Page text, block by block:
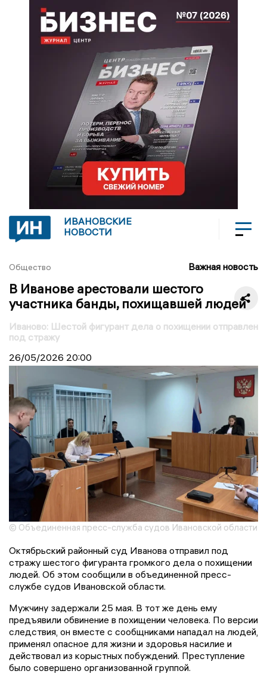
ИВАНОВСКИЕ
НОВОСТИ
Общество Важная новость
В Иванове арестовали шестого
участника банды, похищавшей людей
Иваново: Шестой фигурант дела о похищении отправлен
под стражу
26/05/2026 20:00
© Объединенная пресс-служба судов Ивановской области
Октябрьский районный суд Иванова отправил под
стражу шестого фигуранта громкого дела о похищении
людей. Об этом сообщили в объединенной пресс-
службе судов Ивановской области.
Мужчину задержали 25 мая. В тот же день ему
предъявили обвинение в похищении человека. По версии
следствия, он вместе с сообщниками нападал на людей,
применял опасное для жизни и здоровья насилие и
действовал из корыстных побуждений. Преступление
было совершено организованной группой.